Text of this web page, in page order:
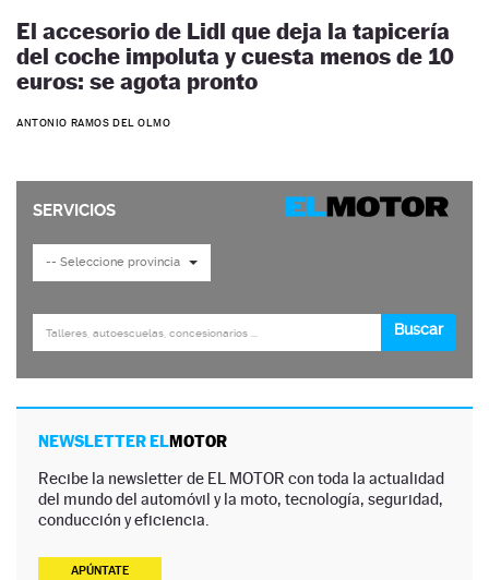
El accesorio de Lidl que deja la tapicería
del coche impoluta y cuesta menos de 10
euros: se agota pronto
ANTONIO RAMOS DEL OLMO
NEWSLETTER ELMOTOR
Recibe la newsletter de EL MOTOR con toda la actualidad
del mundo del automóvil y la moto, tecnología, seguridad,
conducción y eficiencia.
APÚNTATE